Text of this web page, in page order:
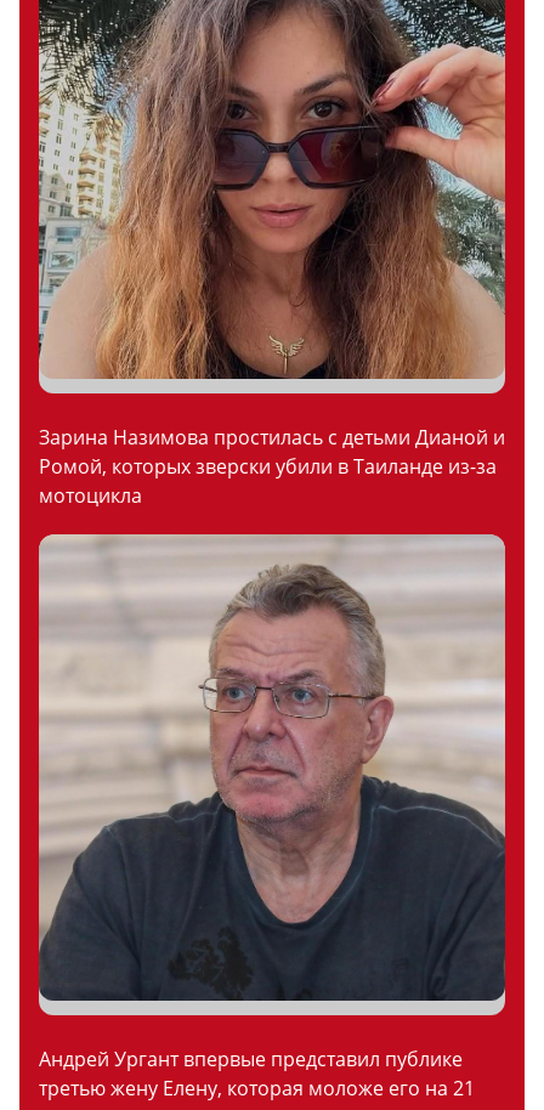
Зарина Назимова простилась с детьми Дианой и
Ромой, которых зверски убили в Таиланде из-за
мотоцикла
Андрей Ургант впервые представил публике
третью жену Елену, которая моложе его на 21